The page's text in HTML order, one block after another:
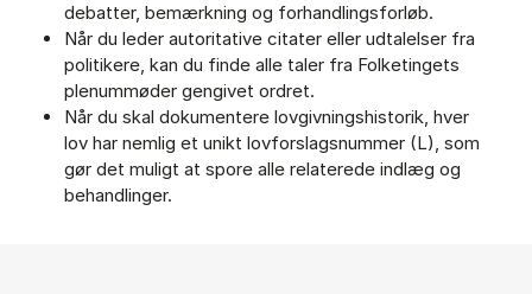
debatter, bemærkning og forhandlingsforløb.
Når du leder autoritative citater eller udtalelser fra
politikere, kan du finde alle taler fra Folketingets
plenummøder gengivet ordret.
Når du skal dokumentere lovgivningshistorik, hver
lov har nemlig et unikt lovforslagsnummer (L), som
gør det muligt at spore alle relaterede indlæg og
behandlinger.